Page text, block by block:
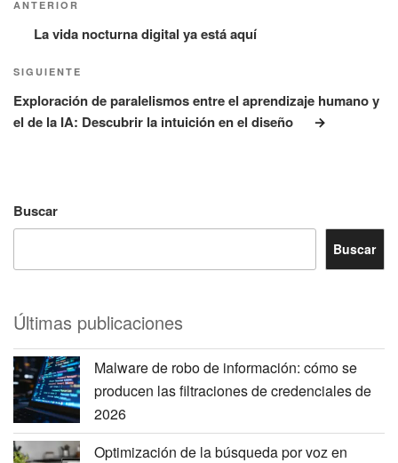
entradas
anterior:
ANTERIOR
La vida nocturna digital ya está aquí
Siguiente
entrada
SIGUIENTE
Exploración de paralelismos entre el aprendizaje humano y
el de la IA: Descubrir la intuición en el diseño
Buscar
Buscar
Últimas publicaciones
Malware de robo de información: cómo se
producen las filtraciones de credenciales de
2026
Optimización de la búsqueda por voz en